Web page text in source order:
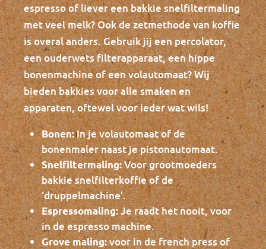
espresso of liever een bakkie snelfiltermaling
met veel melk? Ook de zetmethode van koffie
is overal anders. Gebruik jij een percolator,
een ouderwets filterapparaat, een hippe
bonenmachine of een volautomaat? Wij
bieden bakkies voor alle smaken en
apparaten, oftewel voor ieder wat wils!
Bonen:In je volautomaat of de
bonenmaler naast je pistonautomaat.
Snelfiltermaling:Voor grootmoeders
bakkie snelfilterkoffie of de
‘druppelmachine’.
Espressomaling:Je raadt het nooit, voor
in de espresso machine.
Grove maling:voor in de french press of